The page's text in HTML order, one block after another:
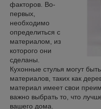
факторов. Во-
первых,
необходимо
определиться с
материалом, из
которого они
сделаны.
Кухонные стулья могут
материалов, таких как
материал имеет свои
важно выбрать то, что
вашего дома.